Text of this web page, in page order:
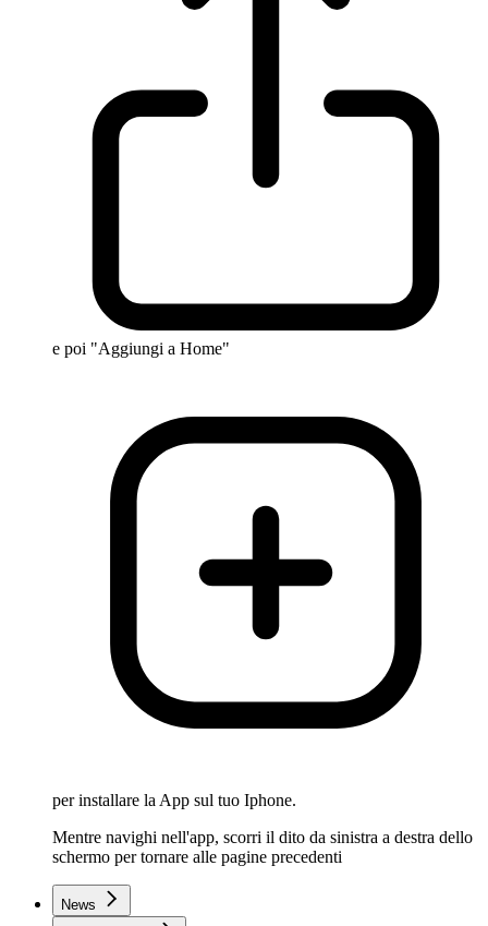
e poi "Aggiungi a Home"
per installare la App sul tuo Iphone.
Mentre navighi nell'app, scorri il dito da sinistra a destra dello
schermo per tornare alle pagine precedenti
News